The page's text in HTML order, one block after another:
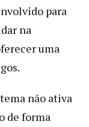
para
na
uma
não ativa
de forma